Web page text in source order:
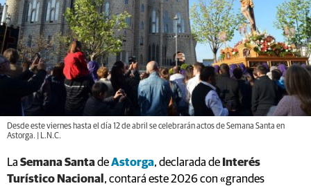
Desde este viernes hasta el día 12 de abril se celebrarán actos de Semana Santa en
Astorga. | L.N.C.
La Semana SantadeAstorga, declarada de Interés
Turístico Nacional , contará este 2026 con «grandes